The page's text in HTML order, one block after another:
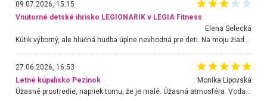
09.07.2026, 15:15
Vnútorné detské ihrisko LEGIONARIK v LEGIA Fitness
Elena Selecká
Kútik výborný, ale hlučná hudba úplne nevhodná pre deti. Na moju žiadosť o aspoň sušenie nereagovali.
27.06.2026, 16:53
Letné kúpalisko Pezinok
. Monika Lipovská
Úžasné prostredie, napriek tomu, že je malé. Úžasná atmosféra. Voda fantastická a nádherná. Ľudí je pomerne veľa, ale su mili a ohľaduplní. Je veľmi zaujímavé sledovať, ako dokážu spolu športovať cudzí ľudia a bez ohľadu na vek. Vládne tu pohoda. Vnuka neviem dostať z vody. Ďakujem za krásny deň . Urcite sa sem vrátim. Jediný problém je s parkovaním, ale aj ten sa mi podarilo vyriešiť. Monika Bratislava